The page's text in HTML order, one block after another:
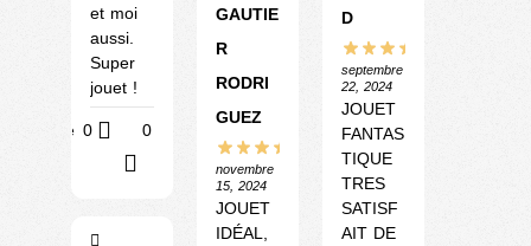
et moi
aussi.
Super
jouet !
Utile 0 0
GAUTIE
R
RODRI
GUEZ
novembre
15, 2024
JOUET
IDÉAL,
D
septembre
22, 2024
JOUET
FANTAS
TIQUE
TRES
SATISF
AIT DE